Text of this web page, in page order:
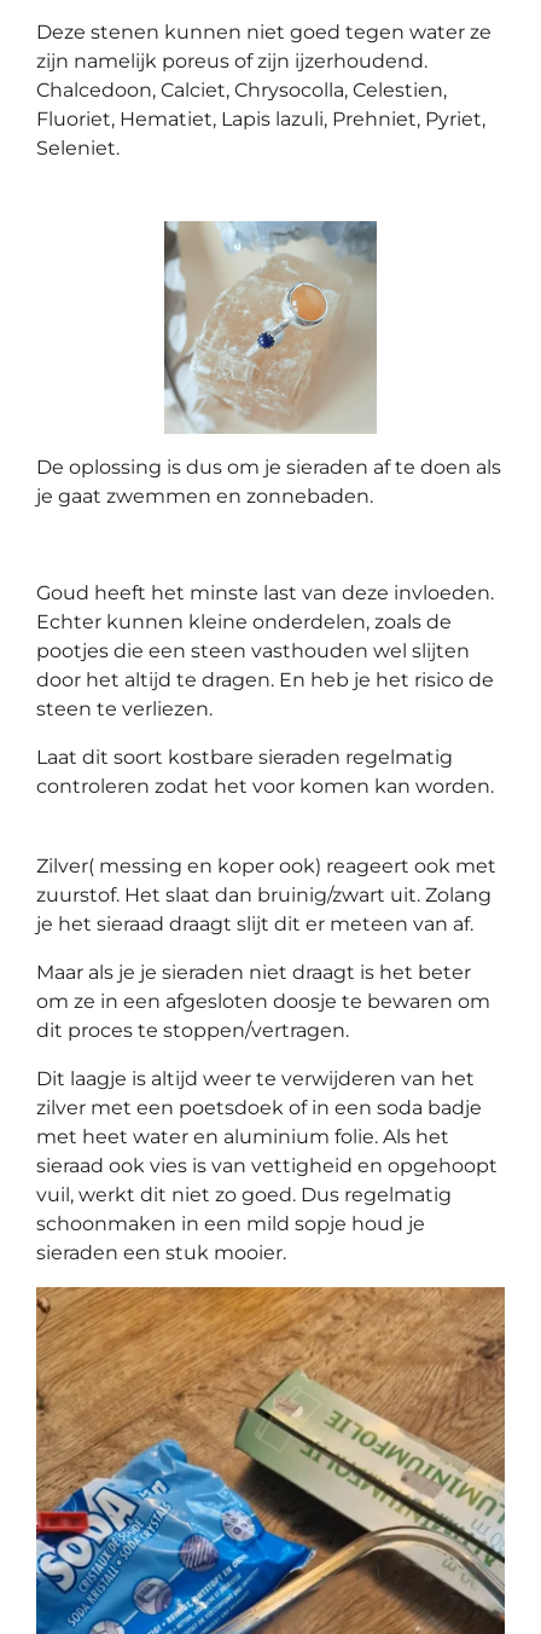
Deze stenen kunnen niet goed tegen water ze
zijn namelijk poreus of zijn ijzerhoudend.
Chalcedoon, Calciet, Chrysocolla, Celestien,
Fluoriet, Hematiet, Lapis lazuli, Prehniet, Pyriet,
Seleniet.
De oplossing is dus om je sieraden af te doen als
je gaat zwemmen en zonnebaden.
Goud heeft het minste last van deze invloeden.
Echter kunnen kleine onderdelen, zoals de
pootjes die een steen vasthouden wel slijten
door het altijd te dragen. En heb je het risico de
steen te verliezen.
Laat dit soort kostbare sieraden regelmatig
controleren zodat het voor komen kan worden.
Zilver( messing en koper ook) reageert ook met
zuurstof. Het slaat dan bruinig/zwart uit. Zolang
je het sieraad draagt slijt dit er meteen van af.
Maar als je je sieraden niet draagt is het beter
om ze in een afgesloten doosje te bewaren om
dit proces te stoppen/vertragen.
Dit laagje is altijd weer te verwijderen van het
zilver met een poetsdoek of in een soda badje
met heet water en aluminium folie. Als het
sieraad ook vies is van vettigheid en opgehoopt
vuil, werkt dit niet zo goed. Dus regelmatig
schoonmaken in een mild sopje houd je
sieraden een stuk mooier.